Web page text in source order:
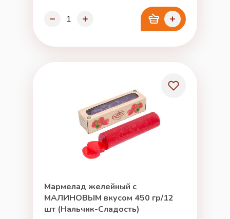
Мармелад желейный с
МАЛИНОВЫМ вкусом 450 гр/12
шт (Нальчик-Сладость)